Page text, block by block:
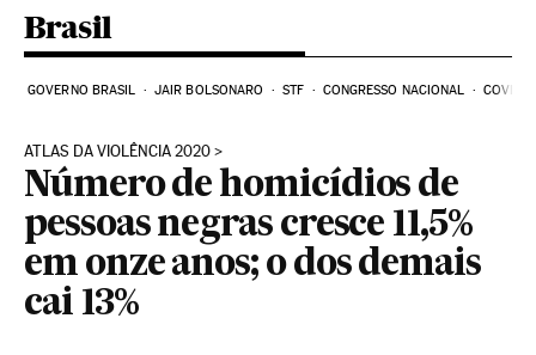
Brasil
GOVERNO BRASIL JAIR BOLSONARO STF CONGRESSO NACIONAL COVID-
ATLAS DA VIOLÊNCIA 2020
Número de homicídios de
pessoas negras cresce 11,5%
em onze anos; o dos demais
cai 13%